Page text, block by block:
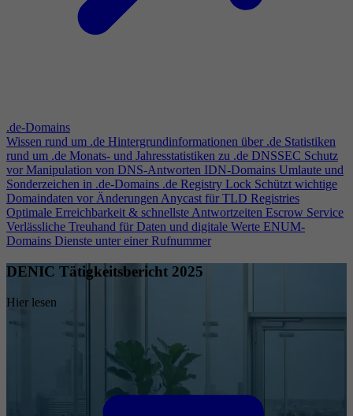
.de-Domains
Wissen rund um .de Hintergrundinformationen über .de Statistiken
rund um .de Monats- und Jahresstatistiken zu .de DNSSEC Schutz
vor Manipulation von DNS-Antworten IDN-Domains Umlaute und
Sonderzeichen in .de-Domains .de Registry Lock Schützt wichtige
Domaindaten vor ÄnderungenAnycast für TLD Registries
Optimale Erreichbarkeit & schnellste Antwortzeiten Escrow Service
Verlässliche Treuhand für Daten und digitale Werte ENUM-
Domains Dienste unter einer Rufnummer
DENIC Tätigkeitsbericht 2025
Hier lesen